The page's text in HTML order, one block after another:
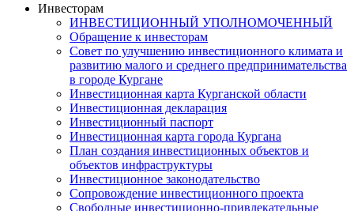
Инвесторам
ИНВЕСТИЦИОННЫЙ УПОЛНОМОЧЕННЫЙ
Обращение к инвесторам
Совет по улучшению инвестиционного климата и
развитию малого и среднего предпринимательства
в городе Кургане
Инвестиционная карта Курганской области
Инвестиционная декларация
Инвестиционный паспорт
Инвестиционная карта города Кургана
План создания инвестиционных объектов и
объектов инфраструктуры
Инвестиционное законодательство
Сопровождение инвестиционного проекта
Свободные инвестиционно-привлекательные